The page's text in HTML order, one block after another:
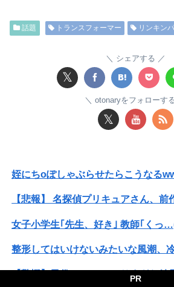
竹﨑由佳アナ ピタパンのお尻！！
姪にちoぽしゃぶらせたらこうなる
竹﨑由佳アナ ピタパンのお尻！！
話題 トランスフォーマー リンキン
シェアする
𝕏
otonaryをフォローす
𝕏
姪にちoぽしゃぶらせたらこうなる
PR